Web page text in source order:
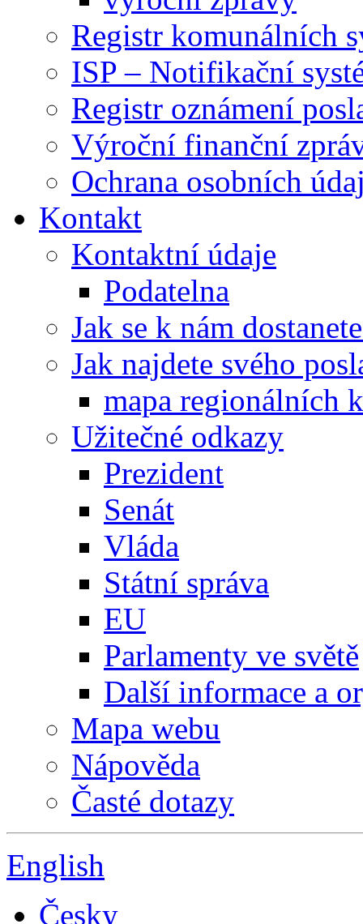
Registr komunálních
ISP – Notifikační
Registr oznámení
Výroční finanční
Ochrana osobních
Kontakt
Kontaktní údaje
Podatelna
Jak se k nám
Jak najdete svého
mapa regionálních
Užitečné odkazy
Prezident
Senát
Vláda
Státní správa
EU
Parlamenty ve světě
Další informace a
Mapa webu
Nápověda
Časté dotazy
English
Česky